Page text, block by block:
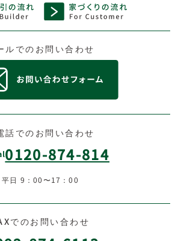
ルでのお問い合わせ
話でのお問い合わせ
0120-874-814
平日 9：00〜17：00
でのお問い合わせ